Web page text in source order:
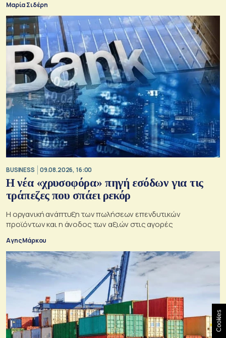
Μαρία Σιδέρη
BUSINESS 09.08.2026, 16:00
Η νέα «χρυσοφόρα» πηγή εσόδων για τις
τράπεζες που σπάει ρεκόρ
Η οργανική ανάπτυξη των πωλήσεων επενδυτικών
προϊόντων και η άνοδος των αξιών στις αγορές
Αγης Μάρκου
Cookies